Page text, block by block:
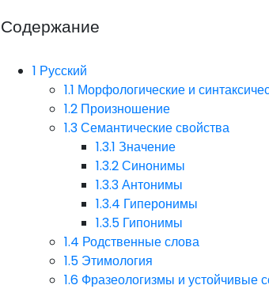
Содержание
1 Русский
1.1 Морфологические и
1.2 Произношение
1.3Семантические свойства
1.3.1 Значение
1.3.2Синонимы
1.3.3Антонимы
1.3.4 Гиперонимы
1.3.5 Гипонимы
1.4 Родственные слова
1.5 Этимология
1.6 Фразеологизмы и устойчивые